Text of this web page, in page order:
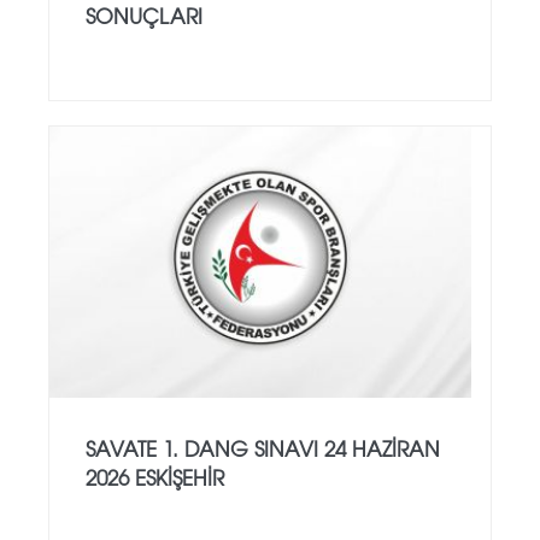
SONUÇLARI
SAVATE 1. DANG SINAVI 24 HAZİRAN
2026 ESKİŞEHİR